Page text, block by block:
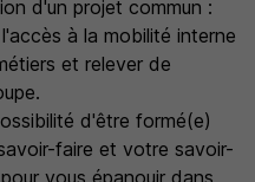
d'un projet commun :
à la mobilité interne
et relever de
d'être formé(e)
faire et votre savoir-
vous épanouir dans